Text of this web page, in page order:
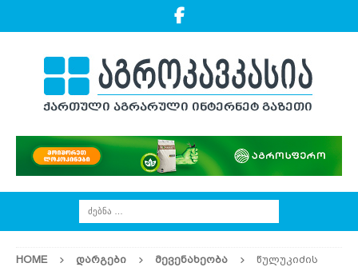
HOME ᲓᲐᲠᲒᲔᲑᲘ ᲛᲔᲕᲔᲜᲐᲮᲔᲝᲑᲐ
წულუკიძის